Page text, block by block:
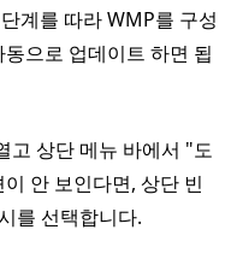
계를 따라 WMP를 구성
으로 업데이트 하면 됩
고 상단 메뉴 바에서 "도
안 보인다면, 상단 빈
를 선택합니다.